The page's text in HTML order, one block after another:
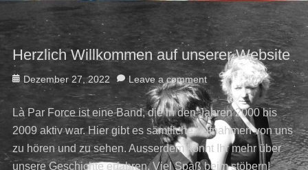
Herzlich Willkommen auf unserer Website
Posted
on
Dezember 27, 2022 Leave a comment
Là Par Force ist eine Band, die in den Jahren 2000 bis
2009 aktiv war. Hier gibt es sämtliche Aufnahmen von uns
zu hören und zu sehen. Ausserdem könnt Ihr mehr über
unsere Geschichte erfahren. Viel Spaß beim stöbern!